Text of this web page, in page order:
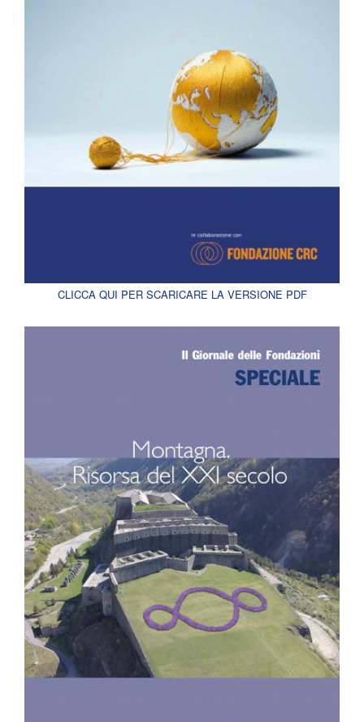
CLICCA QUI PER SCARICARE LA VERSIONE PDF